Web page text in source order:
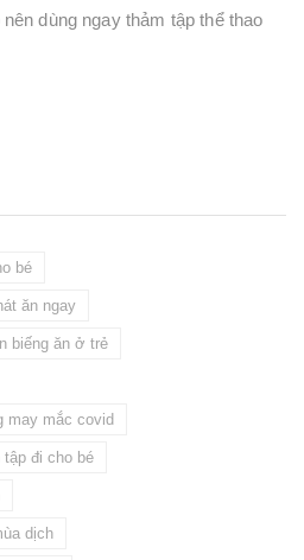
nên dùng ngay thảm tập thể thao
bé
ăn ngay
biếng ăn ở trẻ
may mắc covid
tập đi cho bé
dịch